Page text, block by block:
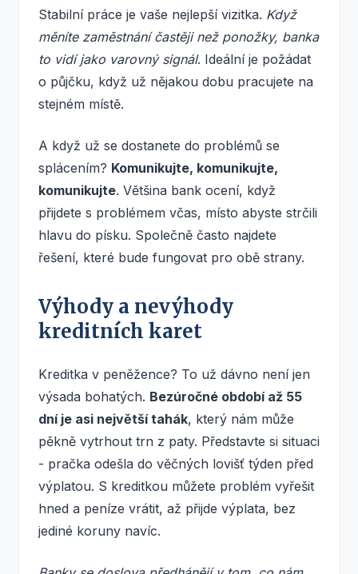
Stabilní práce je vaše nejlepší vizitka. Když
měníte zaměstnání častěji než ponožky, banka
to vidí jako varovný signál. Ideální je požádat
o půjčku, když už nějakou dobu pracujete na
stejném místě.
A když už se dostanete do problémů se
splácením? Komunikujte, komunikujte,
komunikujte. Většina bank ocení, když
přijdete s problémem včas, místo abyste strčili
hlavu do písku. Společně často najdete
řešení, které bude fungovat pro obě strany.
Výhody a nevýhody
kreditních karet
Kreditka v peněžence? To už dávno není jen
výsada bohatých. Bezúročné období až 55
dní je asi největší tahák, který nám může
pěkně vytrhout trn z paty. Představte si situaci
- pračka odešla do věčných lovišť týden před
výplatou. S kreditkou můžete problém vyřešit
hned a peníze vrátit, až přijde výplata, bez
jediné koruny navíc.